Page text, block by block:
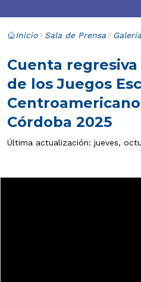
Inicio Sala de Prensa
Cuenta
de los Juegos
Córdoba 2025
Última actualización: jueves,